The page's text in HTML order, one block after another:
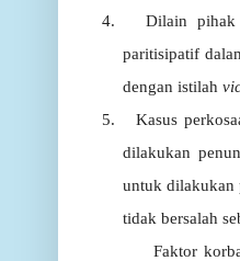
4.
Dilain pihak
paritisipatif
dengan istilah
5.
Kasus
dilakukan
untuk dilakukan
tidak bersalah
Faktor